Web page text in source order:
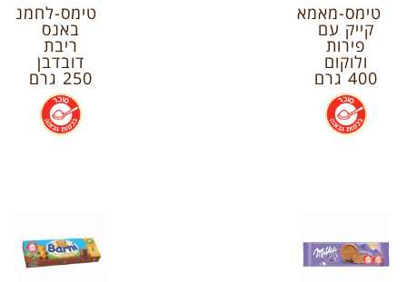
טימס-מאמא
קייק עם
פירות
ולוקום
400 גרם
.
טימס-
באנס
ריבת
דובדבן
250 גרם
.